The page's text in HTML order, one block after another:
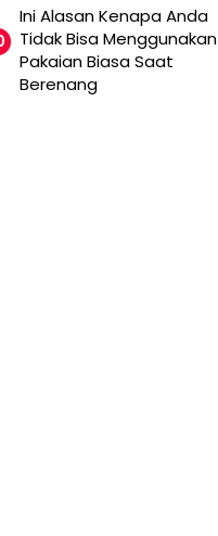
Ini Alasan Kenapa Anda
Tidak Bisa Menggunakan
Pakaian Biasa Saat
Berenang